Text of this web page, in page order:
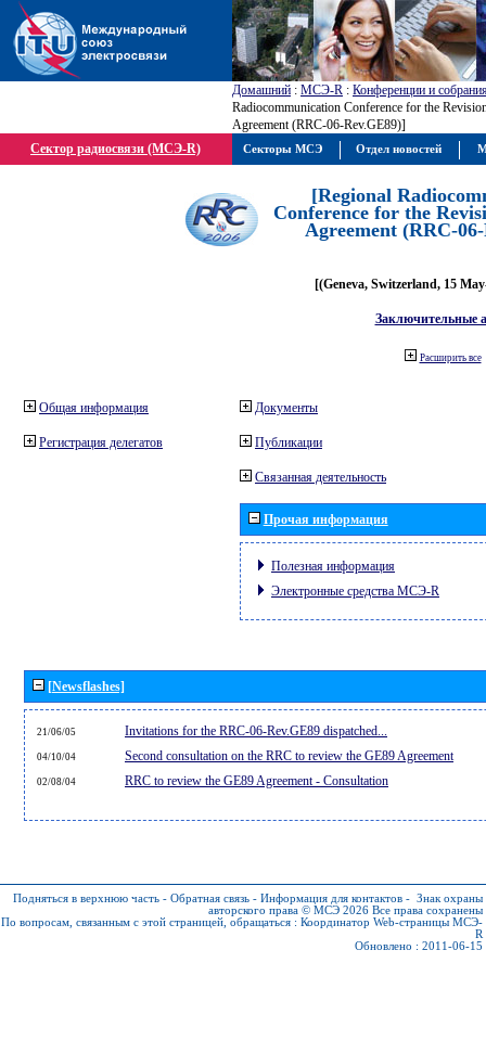
Домашний : МСЭ-R : Конференции и
Radiocommunication Conference for the
Agreement (RRC-06-Rev.GE89)]
Сектор радиосвязи (МСЭ-R)
[Regional
Conference for the
Agreement (RRC-
[(Geneva, Switzerland, 15
Заключительные
Расширить все
Общая информация
Регистрация делегатов
Документы
Публикации
Связанная деятельность
Прочая информация
Полезная информация
Электронные средства МСЭ-R
[Newsflashes]
21/06/05 Invitations for the RRC-06-Rev.GE89 dispatched...
04/10/04 Second consultation on the RRC to review the GE89 Agreement
02/08/04 RRC to review the GE89 Agreement - Consultation
Подняться в верхнюю часть - Обратная связь - Информация для контактов - Знак охраны
авторского права © МСЭ 2026 Все права сохранены
По вопросам, связанным с этой страницей, обращаться : Координатор Web-страницы МСЭ-
R
Обновлено : 2011-06-15
Секторы МСЭ Отдел новостей